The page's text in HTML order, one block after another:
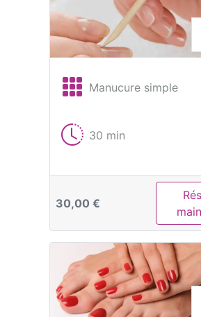
Manucure simple
30 min
30,00 €